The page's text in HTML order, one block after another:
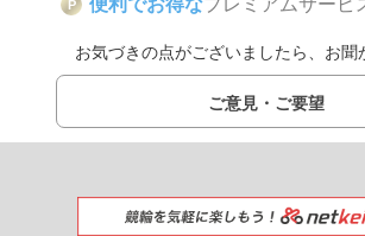
P
お気づきの点がございましたら、お聞
ご意見・ご要望